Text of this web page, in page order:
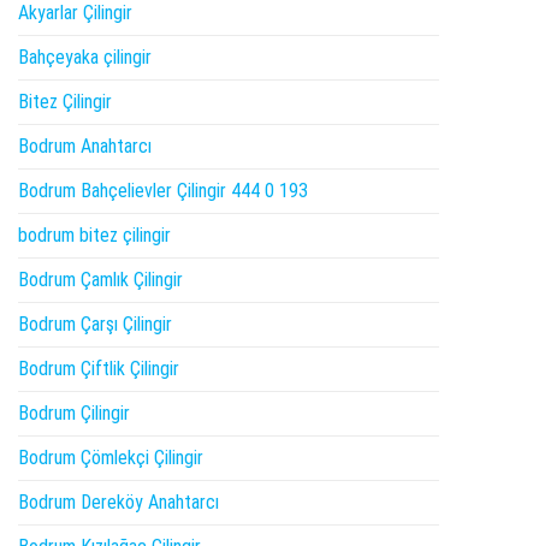
Akyarlar Çilingir
Bahçeyaka çilingir
Bitez Çilingir
Bodrum Anahtarcı
Bodrum Bahçelievler Çilingir 444 0 193
bodrum bitez çilingir
Bodrum Çamlık Çilingir
Bodrum Çarşı Çilingir
Bodrum Çiftlik Çilingir
Bodrum Çilingir
Bodrum Çömlekçi Çilingir
Bodrum Dereköy Anahtarcı